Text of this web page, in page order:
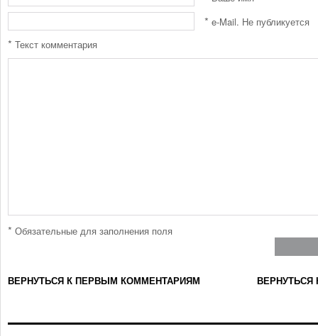
* e-Mail. Не публикуется
* Текст комментария
* Обязательные для заполнения поля
ВЕРНУТЬСЯ К ПЕРВЫМ КОММЕНТАРИЯМ ВЕРНУТЬСЯ